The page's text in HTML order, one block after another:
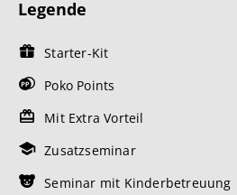
Legende
Starter-Kit
Poko Points
Mit Extra Vorteil
Zusatzseminar
Seminar mit Kinderbetreuung